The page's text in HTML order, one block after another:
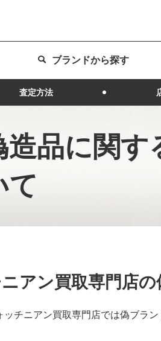
ブランドから探す
査定方法
造品に関す
て
アン買取専門店
ッチニアン買取専門店では偽ブラ